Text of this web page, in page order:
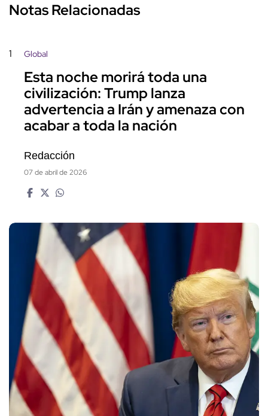
Notas Relacionadas
1 Global
Esta noche morirá toda una
civilización: Trump lanza
advertencia a Irán y amenaza con
acabar a toda la nación
Redacción
07 de abril de 2026